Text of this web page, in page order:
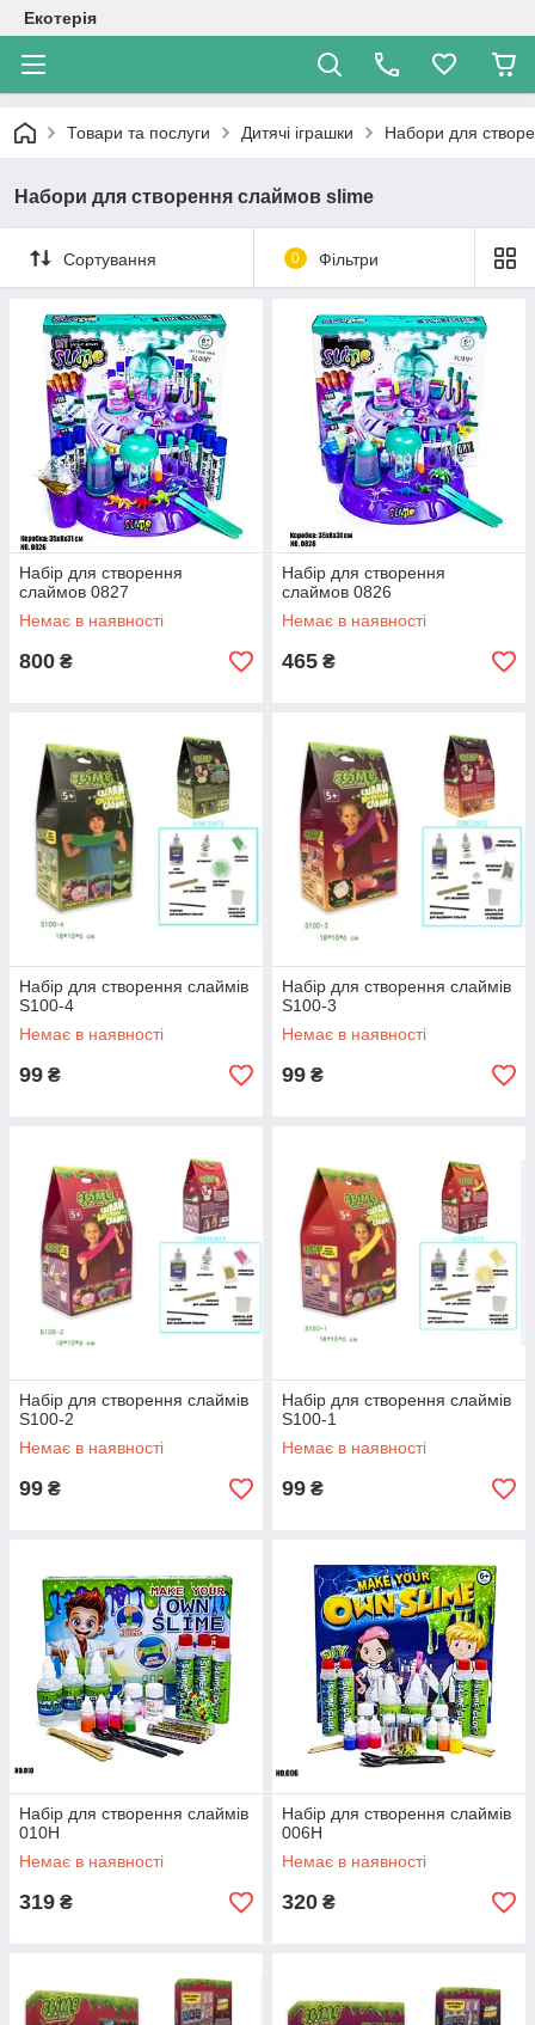
Екотерія
Товари та послуги Дитячі іграшки Набори для
Набори для створення слаймов slime
Сортування 0 Фільтри
Набір для створення
слаймов 0827
Немає в наявності
800 ₴
Набір для створення
слаймов 0826
Немає в наявності
465 ₴
Набір для створення слаймів
S100-4
Немає в наявності
99 ₴
Набір для створення слаймів
S100-3
Немає в наявності
99 ₴
Набір для створення слаймів
S100-2
Немає в наявності
99 ₴
Набір для створення слаймів
S100-1
Немає в наявності
99 ₴
Набір для створення слаймів
010H
Немає в наявності
319 ₴
Набір для створення слаймів
006H
Немає в наявності
320 ₴